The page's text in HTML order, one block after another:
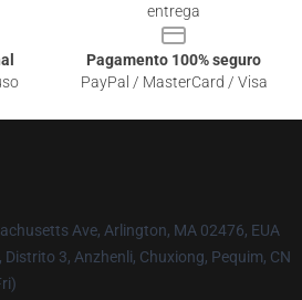
entrega
Pagamento 100% seguro
PayPal / MasterCard / Visa
Ave, Arlington, MA 02476, EUA
Distrito 3, Anzhenli, Chuxiong, Pequim, CN